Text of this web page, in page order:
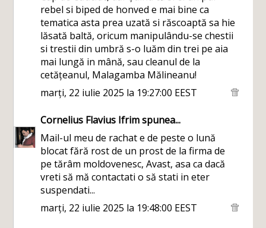
rebel si biped de honved e mai bine ca
tematica asta prea uzată si răscoaptă sa hie
lăsată baltă, oricum manipulându-se chestii
si trestii din umbră s-o luăm din trei pe aia
mai lungă in mână, sau cleanul de la
cetățeanul, Malagamba Mălineanu!
marți, 22 iulie 2025 la 19:27:00 EEST
Cornelius Flavius Ifrimspunea...
Mail-ul meu de rachat e de peste o lună
blocat fără rost de un prost de la firma de
pe tărâm moldovenesc, Avast, asa ca dacă
vreti să mă contactati o să stati in eter
suspendati...
marți, 22 iulie 2025 la 19:48:00 EEST